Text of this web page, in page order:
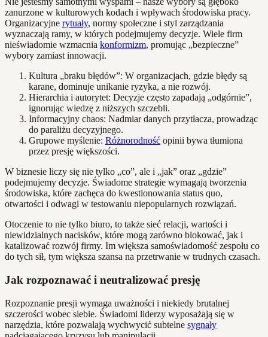
zanurzone w kulturowych kodach i wpływach środowiska pracy.
Organizacyjne rytuały, normy społeczne i styl zarządzania
wyznaczają ramy, w których podejmujemy decyzje. Wiele firm
nieświadomie wzmacnia konformizm, promując „bezpieczne”
wybory zamiast innowacji.
Kultura „braku błędów”: W organizacjach, gdzie błędy są
karane, dominuje unikanie ryzyka, a nie rozwój.
Hierarchia i autorytet: Decyzje często zapadają „odgórnie”,
ignorując wiedzę z niższych szczebli.
Informacyjny chaos: Nadmiar danych przytłacza, prowadząc
do paraliżu decyzyjnego.
Grupowe myślenie: Różnorodność opinii bywa tłumiona
przez presję większości.
W biznesie liczy się nie tylko „co”, ale i „jak” oraz „gdzie”
podejmujemy decyzje. Świadome strategie wymagają tworzenia
środowiska, które zachęca do kwestionowania status quo,
otwartości i odwagi w testowaniu niepopularnych rozwiązań.
Otoczenie to nie tylko biuro, to także sieć relacji, wartości i
niewidzialnych nacisków, które mogą zarówno blokować, jak i
katalizować rozwój firmy. Im większa samoświadomość zespołu co
do tych sił, tym większa szansa na przetrwanie w trudnych czasach.
Jak rozpoznawać i neutralizować presję
Rozpoznanie presji wymaga uważności i niekiedy brutalnej
szczerości wobec siebie. Świadomi liderzy wyposażają się w
narzędzia, które pozwalają wychwycić subtelne sygnały